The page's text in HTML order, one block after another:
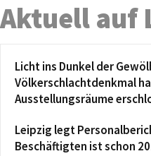
Aktuell auf
Licht ins Dunkel der
Völkerschlachtdenkmal
Ausstellungsräume
Leipzig legt
Beschäftigten ist schon